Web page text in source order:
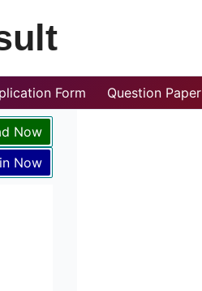
Form Question Paper
Now
Now